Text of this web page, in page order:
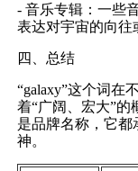
- 音乐专辑：一些
表达对宇宙的向往
四、总结
“galaxy”这个词在
着“广阔、宏大”
是品牌名称，它
神。